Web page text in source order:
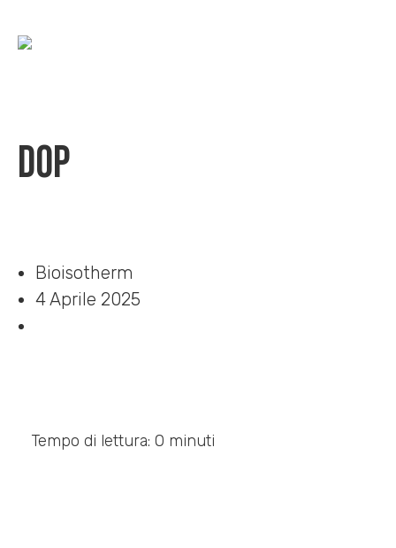
DOP
Bioisotherm
4 Aprile 2025
Tempo di lettura: 0 minuti